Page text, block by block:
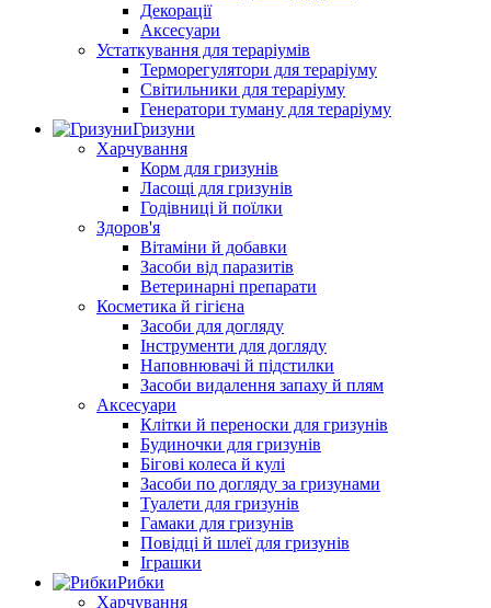
Декорації
Аксесуари
Устаткування для тераріумів
Терморегулятори для тераріуму
Світильники для тераріуму
Генератори туману для тераріуму
Гризуни
Харчування
Корм для гризунів
Ласощі для гризунів
Годівниці й поїлки
Здоров'я
Вітаміни й добавки
Засоби від паразитів
Ветеринарні препарати
Косметика й гігієна
Засоби для догляду
Інструменти для догляду
Наповнювачі й підстилки
Засоби видалення запаху й плям
Аксесуари
Клітки й переноски для гризунів
Будиночки для гризунів
Бігові колеса й кулі
Засоби по догляду за гризунами
Туалети для гризунів
Гамаки для гризунів
Повідці й шлеї для гризунів
Іграшки
Рибки
Харчування